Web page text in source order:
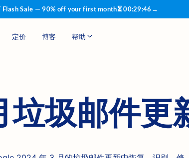
Flash Sale — 90% off your first month⏳00:29:45 →
定价 博客 帮助
圾邮件更